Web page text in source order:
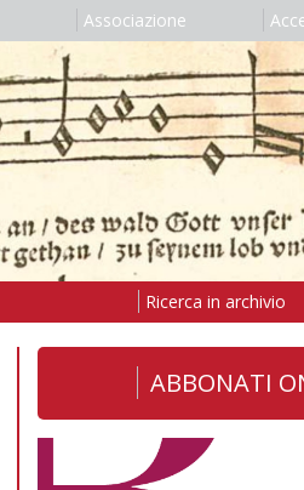
Associazione
Ricerca in archivio
ABBONATI